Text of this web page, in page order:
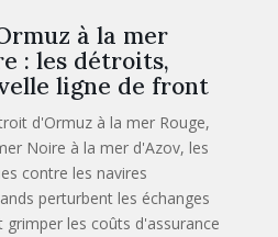
à la mer
: les détroits,
ligne de front
d'Ormuz à la mer Rouge,
Noire à la mer d'Azov, les
contre les navires
perturbent les échanges
grimper les coûts d'assurance